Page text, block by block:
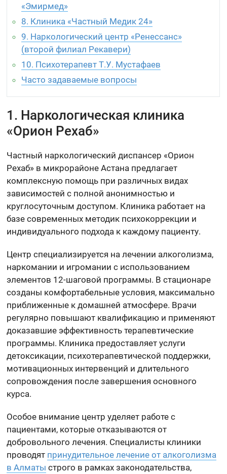
«Эмирмед»
8. Клиника «Частный Медик 24»
9. Наркологический центр «Ренессанс»
(второй филиал Рекавери)
10. Психотерапевт Т.У. Мустафаев
Часто задаваемые вопросы
1. Наркологическая клиника
«Орион Рехаб»
Частный наркологический диспансер «Орион
Рехаб» в микрорайоне Астана предлагает
комплексную помощь при различных видах
зависимостей с полной анонимностью и
круглосуточным доступом. Клиника работает на
базе современных методик психокоррекции и
индивидуального подхода к каждому пациенту.
Центр специализируется на лечении алкоголизма,
наркомании и игромании с использованием
элементов 12-шаговой программы. В стационаре
созданы комфортабельные условия, максимально
приближенные к домашней атмосфере. Врачи
регулярно повышают квалификацию и применяют
доказавшие эффективность терапевтические
программы. Клиника предоставляет услуги
детоксикации, психотерапевтической поддержки,
мотивационных интервенций и длительного
сопровождения после завершения основного
курса.
Особое внимание центр уделяет работе с
пациентами, которые отказываются от
добровольного лечения. Специалисты клиники
проводят принудительное лечение от алкоголизма
в Алматы строго в рамках законодательства,